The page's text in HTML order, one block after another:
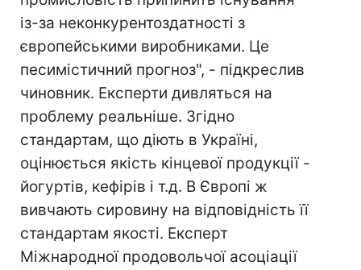
із-за неконкурентоздатності з
європейськими виробниками. Це
песимістичний прогноз", - підкреслив
чиновник. Експерти дивляться на
проблему реальніше. Згідно
стандартам, що діють в Україні,
оцінюється якість кінцевої продукції -
йогуртів, кефірів і т.д. В Європі ж
вивчають сировину на відповідність її
стандартам якості. Експерт
Міжнародної продовольчої асоціації